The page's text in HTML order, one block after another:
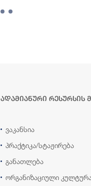
ადამიანური რესურსის
ვაკანსია
პრაქტიკა/სტაჟირება
განათლება
ორგანიზაციული